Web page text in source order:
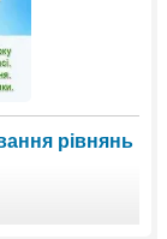
рівнянь